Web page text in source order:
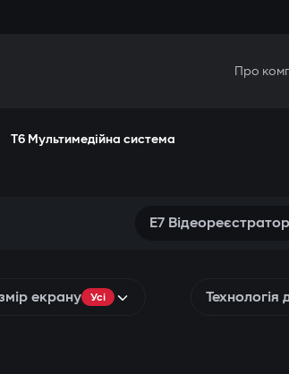
Про
Контакти
T6 Мультимедійна система
E7 Відеореєстратор
екрану Усі Технологія